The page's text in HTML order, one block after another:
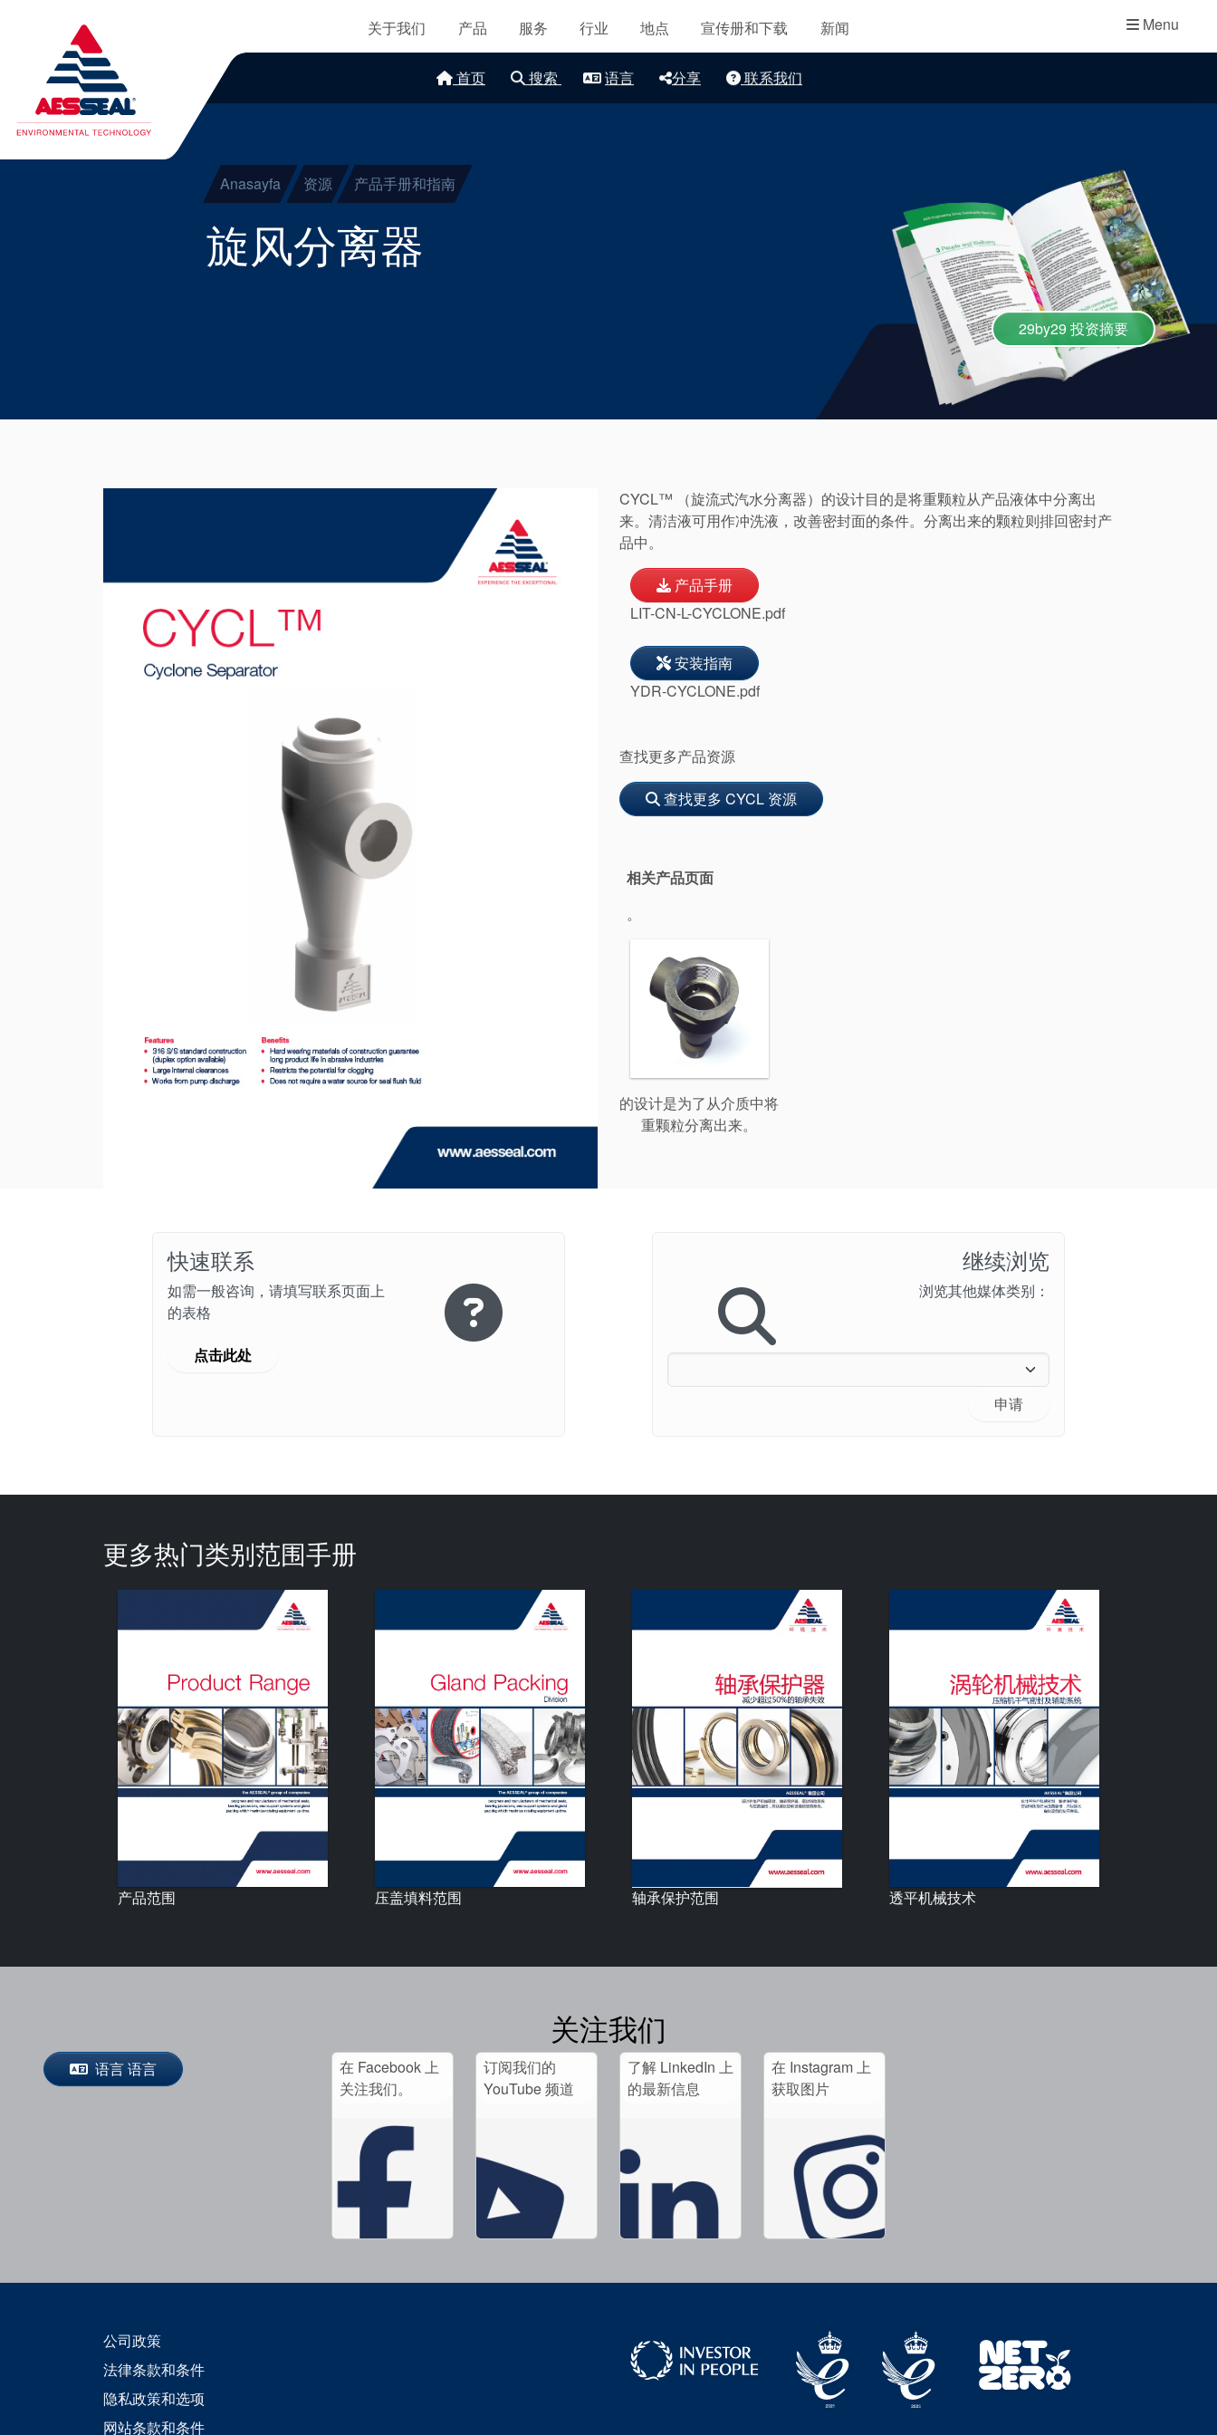
主导航
关于我们 产品 服务 行业 地点 宣传册和下载 新闻 Menu
集装式机械密封
两部件密封
干气密封
盘根
密封辅助系统
地点
首页 搜索 语言 分享 联系我们
Anasayfa 资源 产品手册和指南
旋风分离器
29by29 投资摘要
CYCL™ （旋流式汽水分离器）的设计目的是将重颗粒从产品液体中分离出
来。清洁液可用作冲洗液，改善密封面的条件。分离出来的颗粒则排回密封产
品中。
产品手册
LIT-CN-L-CYCLONE.pdf
安装指南
YDR-CYCLONE.pdf
查找更多产品资源
查找更多 CYCL 资源
相关产品页面
。
的设计是为了从介质中将
重颗粒分离出来。
快速联系
如需一般咨询，请填写联系页面上
的表格
点击此处
继续浏览
浏览其他媒体类别：
申请
更多热门类别范围手册
产品范围 压盖填料范围 轴承保护范围 透平机械技术
关注我们
语言 语言
在 Facebook 上
关注我们。
订阅我们的
YouTube 频道
了解 LinkedIn 上
的最新信息
在 Instagram 上
获取图片
公司政策
法律条款和条件
隐私政策和选项
网站条款和条件